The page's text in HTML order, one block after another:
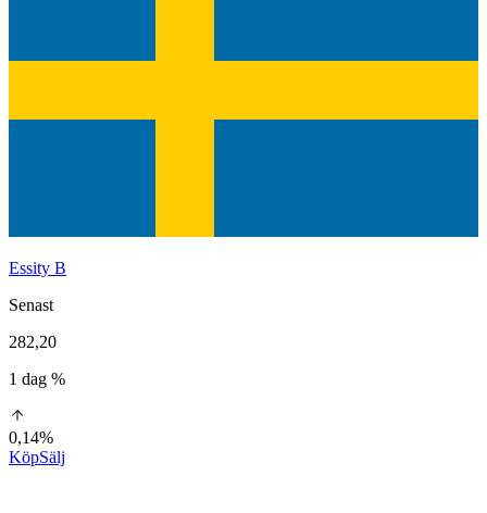
Essity B
Senast
282,20
1 dag %
0,14%
KöpSälj